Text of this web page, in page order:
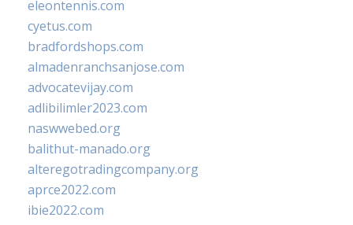
eleontennis.com
cyetus.com
bradfordshops.com
almadenranchsanjose.com
advocatevijay.com
adlibilimler2023.com
naswwebed.org
balithut-manado.org
alteregotradingcompany.org
aprce2022.com
ibie2022.com